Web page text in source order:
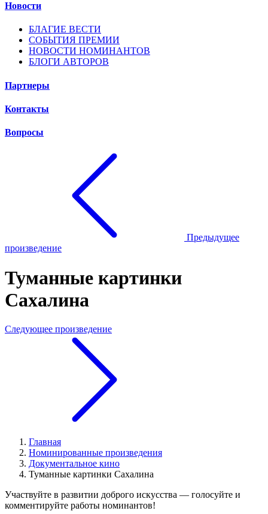
Новости
БЛАГИЕ ВЕСТИ
СОБЫТИЯ ПРЕМИИ
НОВОСТИ НОМИНАНТОВ
БЛОГИ АВТОРОВ
Партнеры
Контакты
Вопросы
Предыдущее
произведение
Туманные картинки
Сахалина
Следующее произведение
Главная
Номинированные произведения
Документальное кино
Туманные картинки Сахалина
Участвуйте в развитии доброго искусства — голосуйте и
комментируйте работы номинантов!